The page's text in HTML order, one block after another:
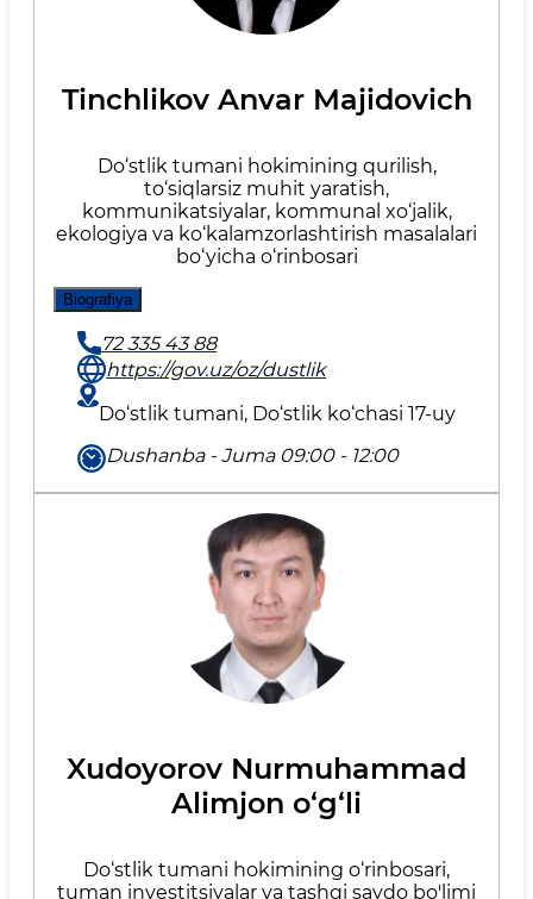
Tinchlikov Anvar Majidovich
Do‘stlik tumani hokimining qurilish,
to‘siqlarsiz muhit yaratish,
kommunikatsiyalar, kommunal xo‘jalik,
ekologiya va ko‘kalamzorlashtirish masalalari
bo‘yicha o‘rinbosari
Biografiya
72 335 43 88
https://gov.uz/oz/dustlik
Do‘stlik tumani, Do‘stlik ko‘chasi 17-uy
Dushanba - Juma 09:00 - 12:00
Xudoyorov Nurmuhammad
Alimjon o‘g‘li
Do‘stlik tumani hokimining o‘rinbosari,
tuman investitsiyalar va tashqi savdo bo'limi